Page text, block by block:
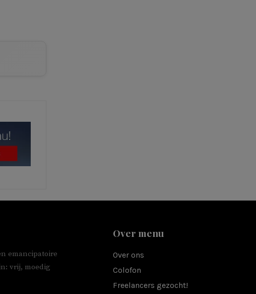
emancipatoire
vrij, moedig
Over menu
Over ons
Colofon
Freelancers gezocht!